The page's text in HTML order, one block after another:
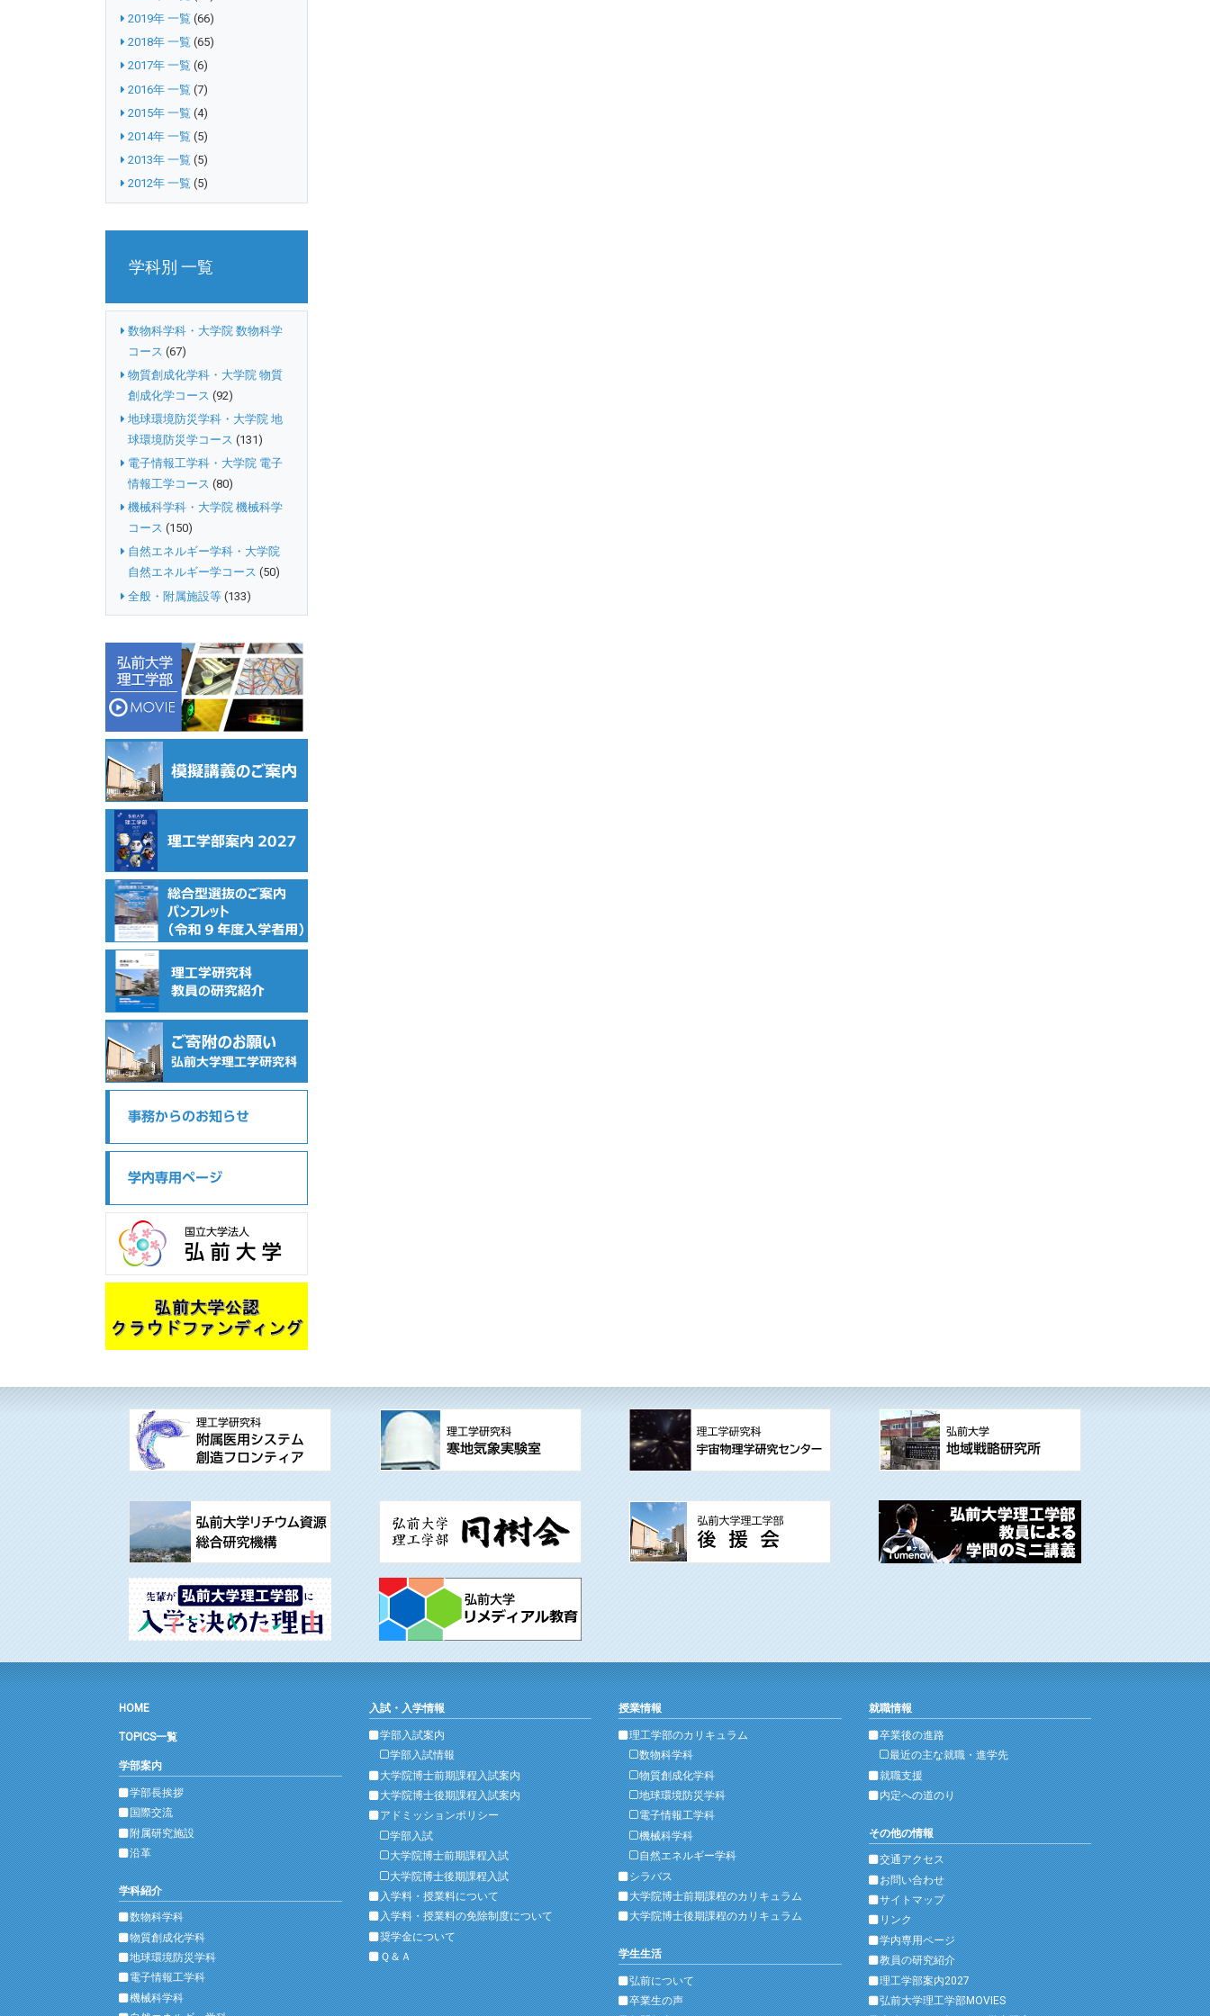
2019年 一覧 (66)
2018年 一覧 (65)
2017年 一覧 (6)
2016年 一覧 (7)
2015年 一覧 (4)
2014年 一覧 (5)
2013年 一覧 (5)
2012年 一覧 (5)
学科別 一覧
数物科学科・大学院 数物科学
コース (67)
物質創成化学科・大学院 物質
創成化学コース (92)
地球環境防災学科・大学院 地
球環境防災学コース (131)
電子情報工学科・大学院 電子
情報工学コース (80)
機械科学科・大学院 機械科学
コース (150)
自然エネルギー学科・大学院
自然エネルギー学コース (50)
全般・附属施設等 (133)
HOME
TOPICS一覧
学部案内
学部長挨拶
国際交流
附属研究施設
沿革
学科紹介
数物科学科
物質創成化学科
地球環境防災学科
電子情報工学科
機械科学科
入試・入学情報
学部入試案内
学部入試情報
大学院博士前期課程入試案内
大学院博士後期課程入試案内
アドミッションポリシー
学部入試
大学院博士前期課程入試
大学院博士後期課程入試
入学料・授業料について
入学料・授業料の免除制度について
奨学金について
Ｑ＆Ａ
授業情報
理工学部のカリキュラム
数物科学科
物質創成化学科
地球環境防災学科
電子情報工学科
機械科学科
自然エネルギー学科
シラバス
大学院博士前期課程のカリキュラム
大学院博士後期課程のカリキュラム
学生生活
弘前について
卒業生の声
就職情報
卒業後の進路
最近の主な就職・進学先
就職支援
内定への道のり
その他の情報
交通アクセス
お問い合わせ
サイトマップ
リンク
学内専用ページ
教員の研究紹介
理工学部案内2027
弘前大学理工学部MOVIES